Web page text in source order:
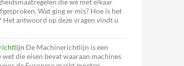
die we met elkaar
Wat ging er mis? Hoe is het
Het antwoord op deze vragen vindt u
De Machinerichtlijn is een
wet die eisen bevat waaraan machines